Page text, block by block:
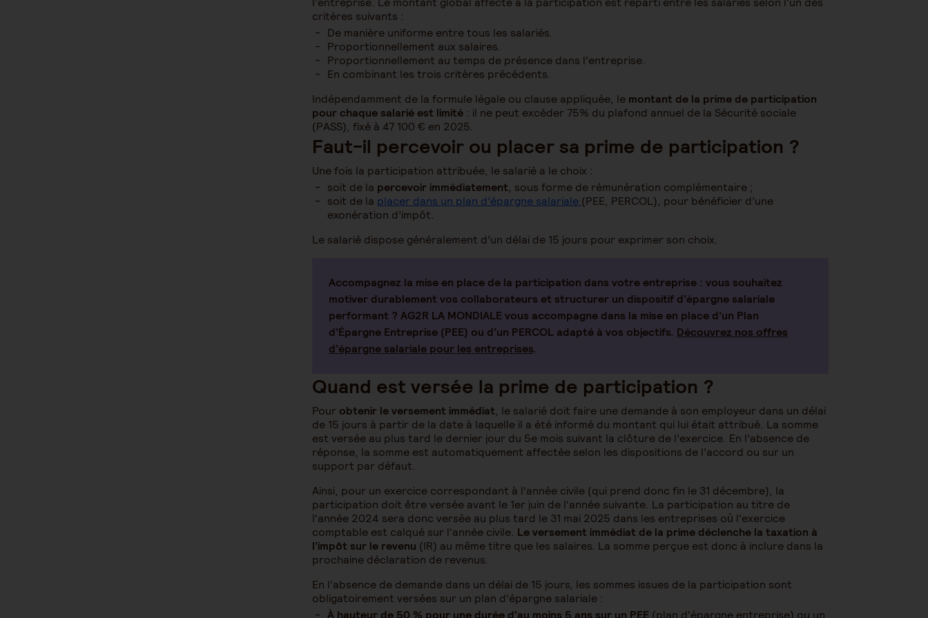
critères suivants :
De manière uniforme entre tous les salariés.
Proportionnellement aux salaires.
Proportionnellement au temps de présence dans l'entreprise.
En combinant les trois critères précédents.
Indépendamment de la formule légale ou clause appliquée, le montant de la prime de participation
pour chaque salarié est limité : il ne peut excéder 75% du plafond annuel de la Sécurité sociale
(PASS), fixé à 47 100 € en 2025.
Faut-il percevoir ou placer sa prime de participation ?
Une fois la participation attribuée, le salarié a le choix :
soit de la percevoir immédiatement, sous forme de rémunération complémentaire ;
soit de la placer dans un plan d’épargne salariale (PEE, PERCOL), pour bénéficier d’une
exonération d’impôt.
Le salarié dispose généralement d’un délai de 15 jours pour exprimer son choix.
Accompagnez la mise en place de la participation dans votre entreprise : vous souhaitez
motiver durablement vos collaborateurs et structurer un dispositif d’épargne salariale
performant ? AG2R LA MONDIALE vous accompagne dans la mise en place d’un Plan
d’Épargne Entreprise (PEE) ou d’un PERCOL adapté à vos objectifs. Découvrez nos offres
d’épargne salariale pour les entreprises.
Quand est versée la prime de participation ?
Pour obtenir le versement immédiat, le salarié doit faire une demande à son employeur dans un délai
de 15 jours à partir de la date à laquelle il a été informé du montant qui lui était attribué. La somme
est versée au plus tard le dernier jour du 5e mois suivant la clôture de l’exercice. En l’absence de
réponse, la somme est automatiquement affectée selon les dispositions de l’accord ou sur un
support par défaut.
Ainsi, pour un exercice correspondant à l'année civile (qui prend donc fin le 31 décembre), la
participation doit être versée avant le 1er juin de l'année suivante. La participation au titre de
l'année 2024 sera donc versée au plus tard le 31 mai 2025 dans les entreprises où l'exercice
comptable est calqué sur l'année civile. Le versement immédiat de la prime déclenche la taxation à
l’impôt sur le revenu (IR) au même titre que les salaires. La somme perçue est donc à inclure dans la
prochaine déclaration de revenus.
En l'absence de demande dans un délai de 15 jours, les sommes issues de la participation sont
obligatoirement versées sur un plan d'épargne salariale :
À hauteur de 50 % pour une durée d'au moins 5 ans sur un PEE (plan d'épargne entreprise) ou un